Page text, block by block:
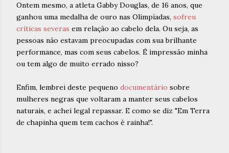
Ontem mesmo, a atleta Gabby Douglas, de 16 anos, que
ganhou uma medalha de ouro nas Olimpíadas, sofreu
críticas severas em relação ao cabelo dela. Ou seja, as
pessoas não estavam preocupadas com sua brilhante
performance, mas com seus cabelos. É impressão minha
ou tem algo de muito errado nisso?
Enfim, lembrei deste pequeno documentário sobre
mulheres negras que voltaram a manter seus cabelos
naturais, e achei legal repassar. E como se diz "Em Terra
de chapinha quem tem cachos é rainha!".